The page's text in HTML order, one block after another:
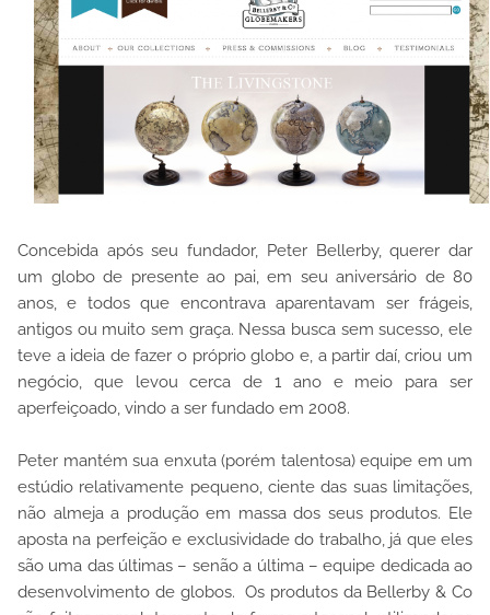
Concebida após seu fundador, Peter Bellerby, querer dar
um globo de presente ao pai, em seu aniversário de 80
anos, e todos que encontrava aparentavam ser frágeis,
antigos ou muito sem graça. Nessa busca sem sucesso, ele
teve a ideia de fazer o próprio globo e, a partir daí, criou um
negócio, que levou cerca de 1 ano e meio para ser
aperfeiçoado, vindo a ser fundado em 2008.
Peter mantém sua enxuta (porém talentosa) equipe em um
estúdio relativamente pequeno, ciente das suas limitações,
não almeja a produção em massa dos seus produtos. Ele
aposta na perfeição e exclusividade do trabalho, já que eles
são uma das últimas – senão a última – equipe dedicada ao
desenvolvimento de globos. Os produtos da Bellerby & Co